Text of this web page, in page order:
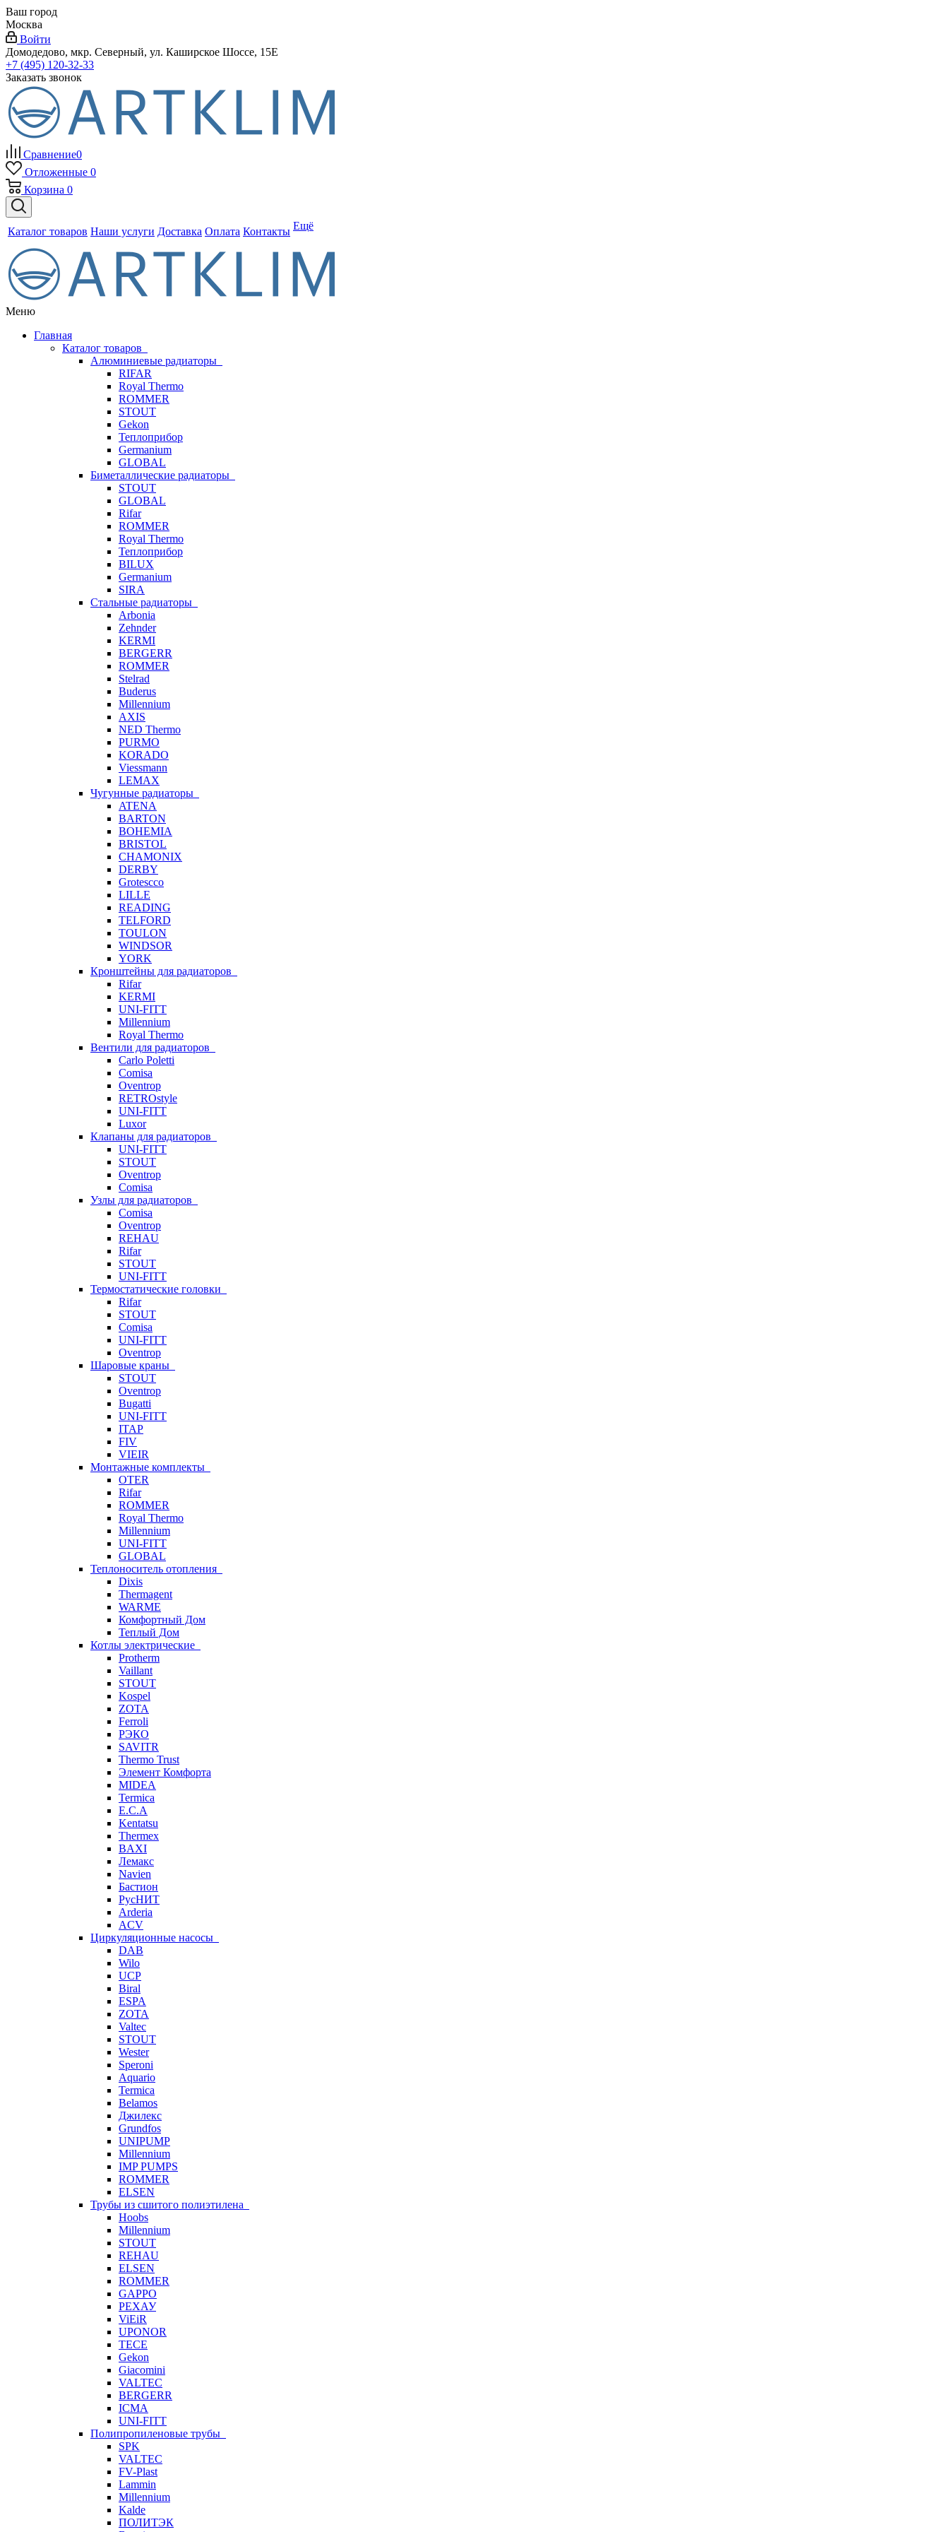
Ваш город
Москва
Войти
Домодедово, мкр. Северный, ул. Каширское Шоссе, 15Е
+7 (495) 120-32-33
Заказать звонок
Сравнение0
Отложенные 0
Корзина 0
Каталог товаров Наши услуги Доставка Оплата Контакты Ещё
Меню
Главная
Каталог товаров
Алюминиевые радиаторы
RIFAR
Royal Thermo
ROMMER
STOUT
Gekon
Теплоприбор
Germanium
GLOBAL
Биметаллические радиаторы
STOUT
GLOBAL
Rifar
ROMMER
Royal Thermo
Теплоприбор
BILUX
Germanium
SIRA
Стальные радиаторы
Arbonia
Zehnder
KERMI
BERGERR
ROMMER
Stelrad
Buderus
Millennium
AXIS
NED Thermo
PURMO
KORADO
Viessmann
LEMAX
Чугунные радиаторы
ATENA
BARTON
BOHEMIA
BRISTOL
CHAMONIX
DERBY
Grotescco
LILLE
READING
TELFORD
TOULON
WINDSOR
YORK
Кронштейны для радиаторов
Rifar
KERMI
UNI-FITT
Millennium
Royal Thermo
Вентили для радиаторов
Carlo Poletti
Comisa
Oventrop
RETROstyle
UNI-FITT
Luxor
Клапаны для радиаторов
UNI-FITT
STOUT
Oventrop
Comisa
Узлы для радиаторов
Comisa
Oventrop
REHAU
Rifar
STOUT
UNI-FITT
Термостатические головки
Rifar
STOUT
Comisa
UNI-FITT
Oventrop
Шаровые краны
STOUT
Oventrop
Bugatti
UNI-FITT
ITAP
FIV
VIEIR
Монтажные комплекты
OTER
Rifar
ROMMER
Royal Thermo
Millennium
UNI-FITT
GLOBAL
Теплоноситель отопления
Dixis
Thermagent
WARME
Комфортный Дом
Теплый Дом
Котлы электрические
Protherm
Vaillant
STOUT
Kospel
ZOTA
Ferroli
РЭКО
SAVITR
Thermo Trust
Элемент Комфорта
MIDEA
Termica
E.C.A
Kentatsu
Thermex
BAXI
Лемакс
Navien
Бастион
РусНИТ
Arderia
ACV
Циркуляционные насосы
DAB
Wilo
UCP
Biral
ESPA
ZOTA
Valtec
STOUT
Wester
Speroni
Aquario
Termica
Belamos
Джилекс
Grundfos
UNIPUMP
Millennium
IMP PUMPS
ROMMER
ELSEN
Трубы из сшитого полиэтилена
Hoobs
Millennium
STOUT
REHAU
ELSEN
ROMMER
GAPPO
РЕХАУ
ViEiR
UPONOR
TECE
Gekon
Giacomini
VALTEC
BERGERR
ICMA
UNI-FITT
Полипропиленовые трубы
SPK
VALTEC
FV-Plast
Lammin
Millennium
Kalde
ПОЛИТЭК